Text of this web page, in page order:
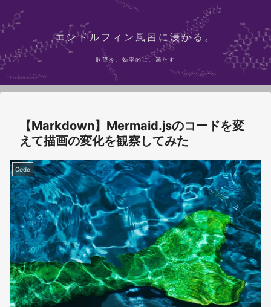
エンドルフィン風呂に浸かる。
欲望を、効率的に、満たす
【Markdown】Mermaid.jsのコードを変
えて描画の変化を観察してみた
Code